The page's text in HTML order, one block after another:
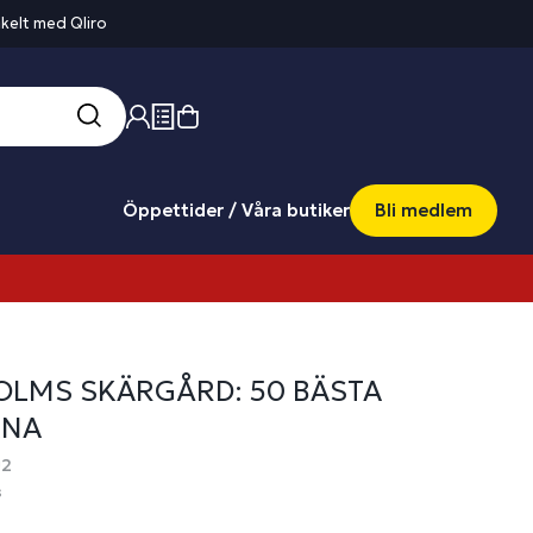
med Qliro
Öppettider / Våra butiker Bli medlem
SKÄRGÅRD: 50 BÄSTA